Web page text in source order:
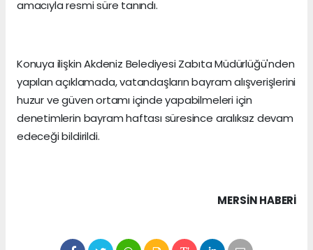
amacıyla resmi süre tanındı.
Konuya ilişkin Akdeniz Belediyesi Zabıta Müdürlüğü'nden
yapılan açıklamada, vatandaşların bayram alışverişlerini
huzur ve güven ortamı içinde yapabilmeleri için
denetimlerin bayram haftası süresince aralıksız devam
edeceği bildirildi.
MERSIN HABERİ